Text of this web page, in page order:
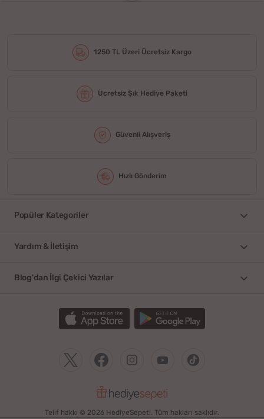
1250 TL Üzeri Ücretsiz Kargo
Ücretsiz Şık Hediye Paketi
Güvenli Alışveriş
Hızlı Gönderim
Popüler Kategoriler
Yardım & İletişim
Blog'dan İlgi Çekici Yazılar
Telif hakkı © 2026 HediyeSepeti. Tüm hakları saklıdır.